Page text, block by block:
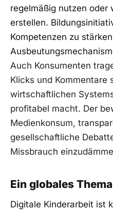
regelmäßig nutzen oder
erstellen.
Kompetenzen zu
Auch Konsumenten
Klicks und Kommentare
wirtschaftlichen
profitabel macht. Der
Medienkonsum,
gesellschaftliche
Missbrauch
Ein globales
Digitale Kinderarbeit ist